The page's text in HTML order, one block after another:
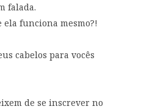
falada.
ela funciona mesmo?!
cabelos para vocês
de se inscrever no